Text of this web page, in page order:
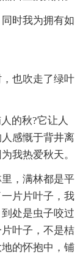
时我为拥有如
也吹走了绿叶
的秋?它让人
感慨于背井离
我热爱秋天。
，满林都是平
片片叶子，我
处是虫子咬过
叶子，不是桔
的怀抱中，铺